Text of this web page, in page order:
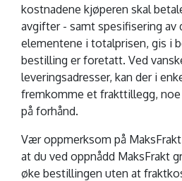
kostnadene kjøperen skal
avgifter - samt spesifisering av
elementene i totalprisen, gis i
bestilling er foretatt. Ved
leveringsadresser, kan der i
fremkomme et frakttillegg,
på forhånd.
Vær oppmerksom på
at du ved oppnådd MaksFrakt
øke bestillingen uten at